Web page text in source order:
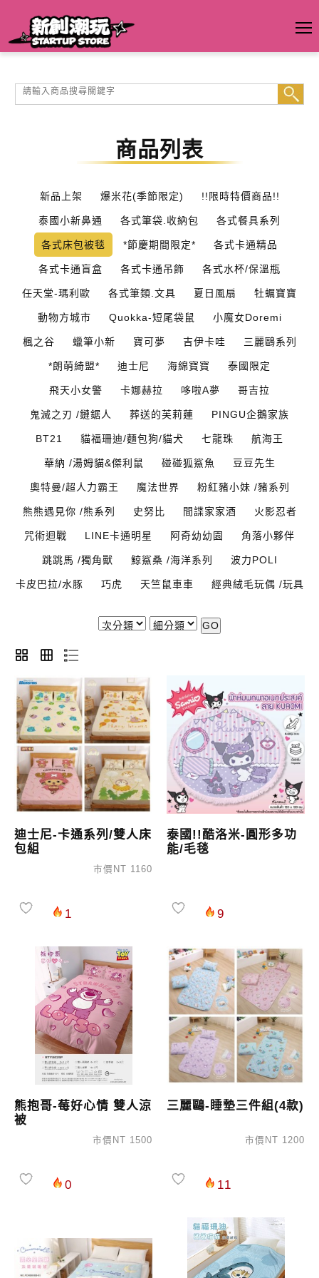
商品列表
新品上架 爆米花(季節限定) !!限時特價商品!!
泰國小新鼻通 各式筆袋.收納包 各式餐具系列
各式床包被毯 *節慶期間限定* 各式卡通精品
各式卡通盲盒 各式卡通吊飾 各式水杯/保溫瓶
任天堂-瑪利歐 各式筆類.文具 夏日風扇 牡蠣寶寶
動物方城市 Quokka-短尾袋鼠 小魔女Doremi
楓之谷 蠟筆小新 寶可夢 吉伊卡哇 三麗鷗系列
*朗萌綺盟* 迪士尼 海綿寶寶 泰國限定
飛天小女警 卡娜赫拉 哆啦A夢 哥吉拉
鬼滅之刃 /鏈鋸人 葬送的芙莉蓮 PINGU企鵝家族
BT21 貓福珊迪/麵包狗/貓犬 七龍珠 航海王
華納 /湯姆貓&傑利鼠 碰碰狐鯊魚 豆豆先生
奧特曼/超人力霸王 魔法世界 粉紅豬小妹 /豬系列
熊熊遇見你 /熊系列 史努比 間諜家家酒 火影忍者
咒術迴戰 LINE卡通明星 阿奇幼幼園 角落小夥伴
跳跳馬 /獨角獸 鯨鯊桑 /海洋系列 波力POLI
卡皮巴拉/水豚 巧虎 天竺鼠車車 經典絨毛玩偶 /玩具
GO
迪士尼-卡通系列/雙人床
包組
市價NT 1160
1
泰國!!酷洛米-圓形多功
能/毛毯
9
熊抱哥-莓好心情 雙人涼
被
市價NT 1500
0
三麗鷗-睡墊三件組(4款)
市價NT 1200
11